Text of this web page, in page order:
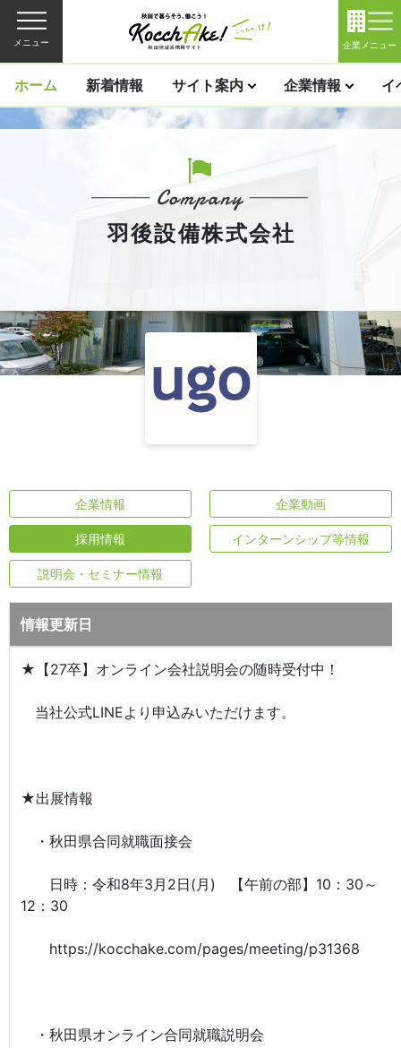
メニュー 企業メニュー
ホーム 新着情報 サイト案内 企業情報 イ
羽後設備株式会社
企業情報 企業動画
採用情報 インターンシップ等情報
説明会・セミナー情報
情報更新日
★【27卒】オンライン会社説明会の随時受付中！
当社公式LINEより申込みいただけます。
★出展情報
・秋田県合同就職面接会
日時：令和8年3月2日(月) 【午前の部】10：30～
12：30
https://kocchake.com/pages/meeting/p31368
・秋田県オンライン合同就職説明会